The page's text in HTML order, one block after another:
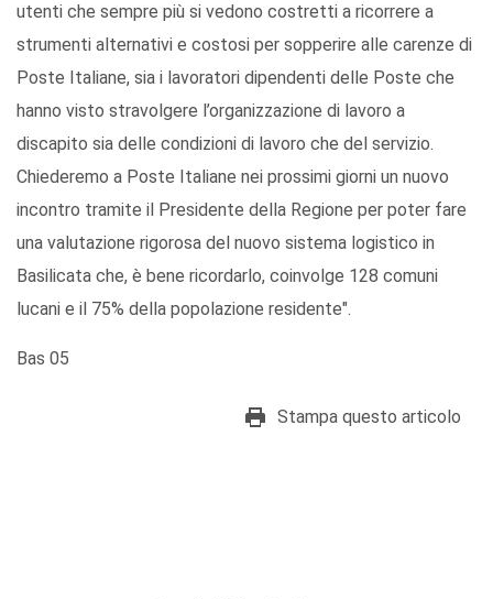
utenti che sempre più si vedono costretti a ricorrere a
strumenti alternativi e costosi per sopperire alle carenze di
Poste Italiane, sia i lavoratori dipendenti delle Poste che
hanno visto stravolgere l’organizzazione di lavoro a
discapito sia delle condizioni di lavoro che del servizio.
Chiederemo a Poste Italiane nei prossimi giorni un nuovo
incontro tramite il Presidente della Regione per poter fare
una valutazione rigorosa del nuovo sistema logistico in
Basilicata che, è bene ricordarlo, coinvolge 128 comuni
lucani e il 75% della popolazione residente".
Bas 05
Stampa questo articolo